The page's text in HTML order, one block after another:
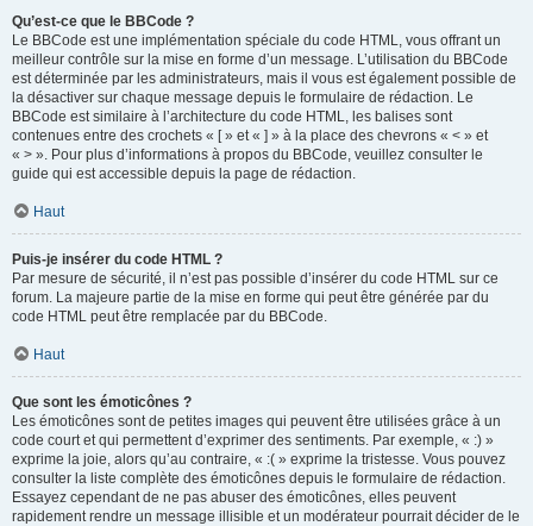
Qu’est-ce que le BBCode ?
Le BBCode est une implémentation spéciale du code HTML, vous offrant un
meilleur contrôle sur la mise en forme d’un message. L’utilisation du BBCode
est déterminée par les administrateurs, mais il vous est également possible de
la désactiver sur chaque message depuis le formulaire de rédaction. Le
BBCode est similaire à l’architecture du code HTML, les balises sont
contenues entre des crochets « [ » et « ] » à la place des chevrons « < » et
« > ». Pour plus d’informations à propos du BBCode, veuillez consulter le
guide qui est accessible depuis la page de rédaction.
Haut
Puis-je insérer du code HTML ?
Par mesure de sécurité, il n’est pas possible d’insérer du code HTML sur ce
forum. La majeure partie de la mise en forme qui peut être générée par du
code HTML peut être remplacée par du BBCode.
Haut
Que sont les émoticônes ?
Les émoticônes sont de petites images qui peuvent être utilisées grâce à un
code court et qui permettent d’exprimer des sentiments. Par exemple, « :) »
exprime la joie, alors qu’au contraire, « :( » exprime la tristesse. Vous pouvez
consulter la liste complète des émoticônes depuis le formulaire de rédaction.
Essayez cependant de ne pas abuser des émoticônes, elles peuvent
rapidement rendre un message illisible et un modérateur pourrait décider de le